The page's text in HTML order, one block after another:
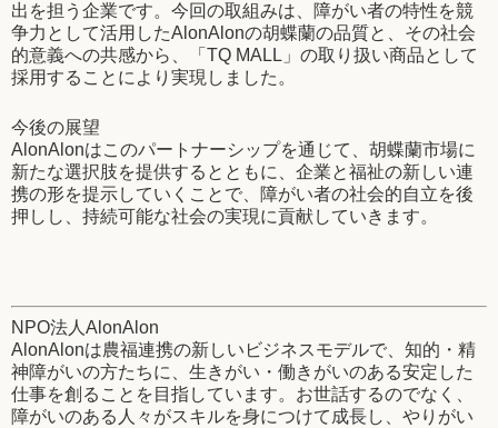
出を担う企業です。今回の取組みは、障がい者の特性を競
争力として活用したAlonAlonの胡蝶蘭の品質と、その社会
的意義への共感から、「TQ MALL」の取り扱い商品として
採用することにより実現しました。
今後の展望
AlonAlonはこのパートナーシップを通じて、胡蝶蘭市場に
新たな選択肢を提供するとともに、企業と福祉の新しい連
携の形を提示していくことで、障がい者の社会的自立を後
押しし、持続可能な社会の実現に貢献していきます。
NPO法人AlonAlon
AlonAlonは農福連携の新しいビジネスモデルで、知的・精
神障がいの方たちに、生きがい・働きがいのある安定した
仕事を創ることを目指しています。お世話するのでなく、
障がいのある人々がスキルを身につけて成長し、やりがい